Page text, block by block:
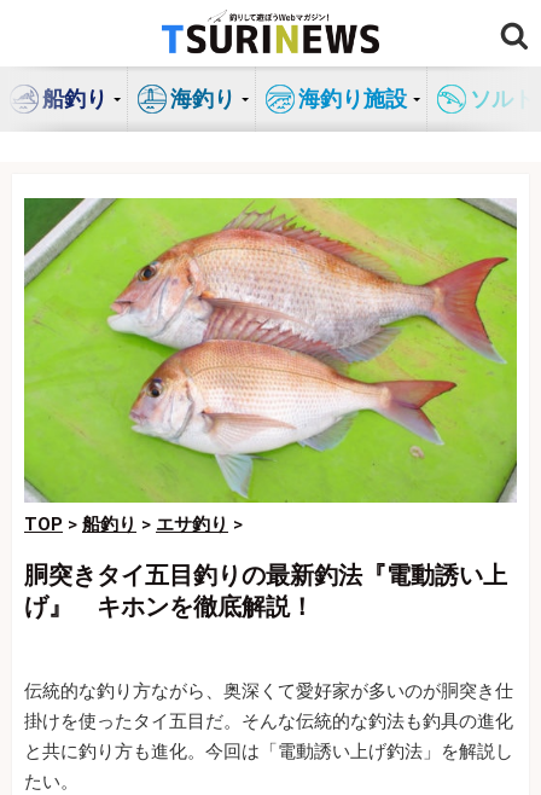
ン
船釣り 海釣り 海釣り施設 ソル
TOP > 船釣り > エサ釣り >
胴突きタイ五目釣りの最新釣法『電動誘い上
げ』 キホンを徹底解説！
伝統的な釣り方ながら、奥深くて愛好家が多いのが胴突き仕
掛けを使ったタイ五目だ。そんな伝統的な釣法も釣具の進化
と共に釣り方も進化。今回は「電動誘い上げ釣法」を解説し
たい。